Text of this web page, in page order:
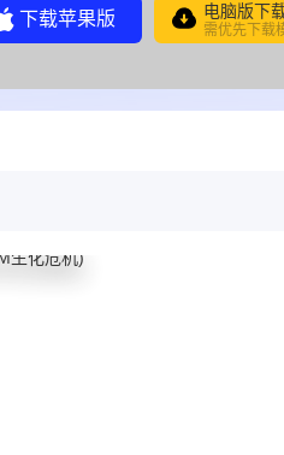
下载苹果版 电脑版下
需优先下载